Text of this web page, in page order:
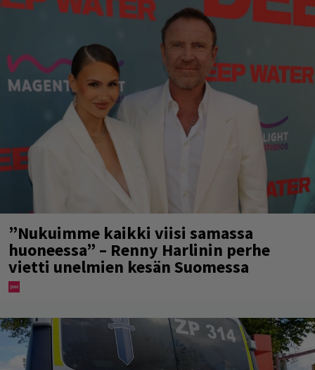
”Nukuimme kaikki viisi samassa
huoneessa” – Renny Harlinin perhe
vietti unelmien kesän Suomessa